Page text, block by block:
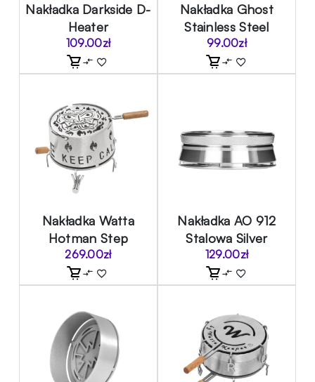
Nakładka Darkside D-
Heater
109.00zł
Nakładka Ghost
Stainless Steel
99.00zł
Nakładka Watta
Hotman Step
269.00zł
Nakładka AO 912
Stalowa Silver
129.00zł